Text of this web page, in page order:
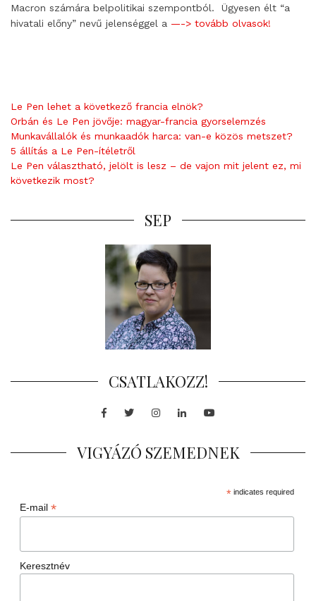
Macron számára belpolitikai szempontból. Ügyesen élt “a
hivatali előny” nevű jelenséggel a —-> tovább olvasok!
Le Pen lehet a következő francia elnök?
Orbán és Le Pen jövője: magyar-francia gyorselemzés
Munkavállalók és munkaadók harca: van-e közös metszet?
5 állítás a Le Pen-ítéletről
Le Pen választható, jelölt is lesz – de vajon mit jelent ez, mi
következik most?
SEP
CSATLAKOZZ!
Facebook
TwitterInstagram
LinkedInYoutube
VIGYÁZÓ SZEMEDNEK
*indicates required
E-mail *
Keresztnév